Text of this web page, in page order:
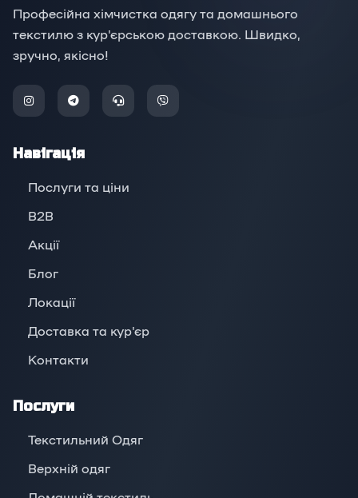
Професійна хімчистка одягу та домашнього
текстилю з кур'єрською доставкою. Швидко,
зручно, якісно!
Навігація
Послуги та ціни
B2B
Акції
Блог
Локації
Доставка та кур'єр
Контакти
Послуги
Текстильний Одяг
Верхній oдяг